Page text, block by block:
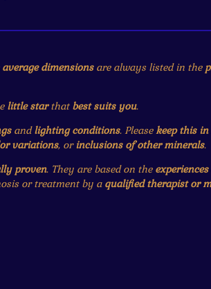
average dimensionsare always listed in the
little starthat best suits you.
andlighting conditions. Pleasekeep this
variations, orinclusions of other minerals.
proven. They are based on the
or treatment by a qualified therapist or